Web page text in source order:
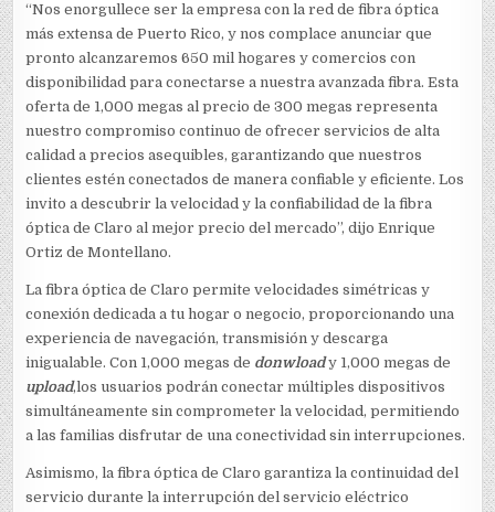
“Nos enorgullece ser la empresa con la red de fibra óptica
más extensa de Puerto Rico, y nos complace anunciar que
pronto alcanzaremos 650 mil hogares y comercios con
disponibilidad para conectarse a nuestra avanzada fibra. Esta
oferta de 1,000 megas al precio de 300 megas representa
nuestro compromiso continuo de ofrecer servicios de alta
calidad a precios asequibles, garantizando que nuestros
clientes estén conectados de manera confiable y eficiente. Los
invito a descubrir la velocidad y la confiabilidad de la fibra
óptica de Claro al mejor precio del mercado”, dijo Enrique
Ortiz de Montellano.
La fibra óptica de Claro permite velocidades simétricas y
conexión dedicada a tu hogar o negocio, proporcionando una
experiencia de navegación, transmisión y descarga
inigualable. Con 1,000 megas de donwloady 1,000 megas de
upload,los usuarios podrán conectar múltiples dispositivos
simultáneamente sin comprometer la velocidad, permitiendo
a las familias disfrutar de una conectividad sin interrupciones.
Asimismo, la fibra óptica de Claro garantiza la continuidad del
servicio durante la interrupción del servicio eléctrico